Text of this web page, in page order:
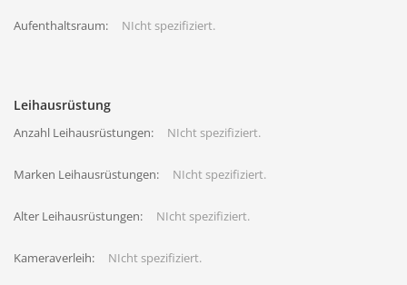
Aufenthaltsraum: NIcht spezifiziert.
Leihausrüstung
Anzahl Leihausrüstungen: NIcht spezifiziert.
Marken Leihausrüstungen: NIcht spezifiziert.
Alter Leihausrüstungen: NIcht spezifiziert.
Kameraverleih: NIcht spezifiziert.